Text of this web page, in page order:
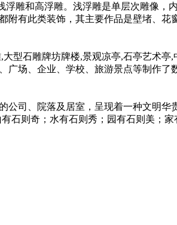
雕和高浮雕。浅浮雕是单层次雕像，
有此类装饰，其主要作品是壁堵、花
型石雕牌坊牌楼,景观凉亭,石亭艺术亭,
广场、企业、学校、旅游景点等制作了
司、院落及居室，呈现着一种文明华
石则奇；水有石则秀；园有石则美；